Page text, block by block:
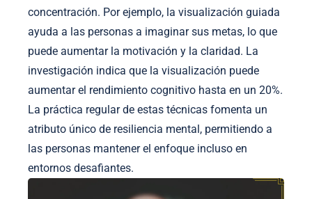
concentración. Por ejemplo, la visualización guiada
ayuda a las personas a imaginar sus metas, lo que
puede aumentar la motivación y la claridad. La
investigación indica que la visualización puede
aumentar el rendimiento cognitivo hasta en un 20%.
La práctica regular de estas técnicas fomenta un
atributo único de resiliencia mental, permitiendo a
las personas mantener el enfoque incluso en
entornos desafiantes.